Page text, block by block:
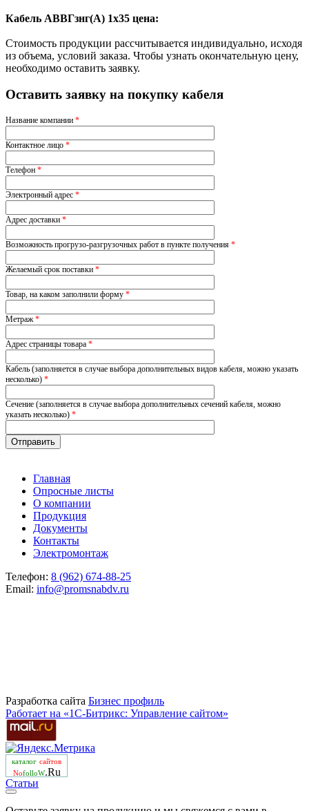
Кабель АВВГзнг(A) 1х35 цена:
Стоимость продукции рассчитывается индивидуально, исходя
из объема, условий заказа. Чтобы узнать окончательную цену,
необходимо оставить заявку.
Оставить заявку на покупку кабеля
Название компании *
Контактное лицо *
Телефон *
Электронный адрес *
Адрес доставки *
Возможность прогрузо-разгрузочных работ в пункте получения *
Желаемый срок поставки *
Товар, на каком заполнили форму *
Метраж*
Адрес страницы товара *
Кабель (заполняется в случае выбора дополнительных видов кабеля, можно указать
несколько) *
Сечение (заполняется в случае выбора дополнительных сечений кабеля, можно
указать несколько) *
Главная
Опросные листы
О компании
Продукция
Документы
Контакты
Электромонтаж
Телефон: 8 (962) 674-88-25
Email: info@promsnabdv.ru
Разработка сайта Бизнеc профиль
Работает на «1С-Битрикс: Управление сайтом»
каталог сайтов
NofolloW.Ru
Статьи